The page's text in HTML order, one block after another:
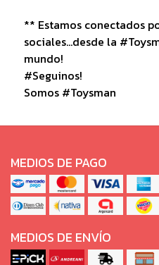
** Estamos conectados
sociales...desde la
mundo!
#Seguinos!
Somos #Toysman
MEDIOS DE PAGO
MEDIOS DE ENVÍO